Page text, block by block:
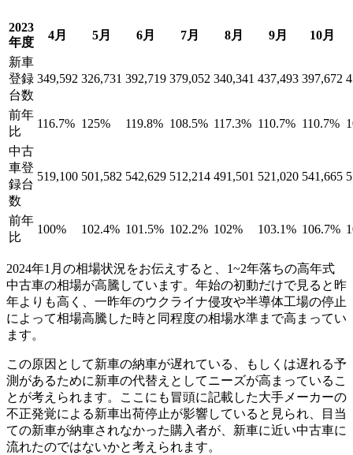
2023
年度
4月 5月 6月 7月 8月 9月
10月
新車
登録
台数
349,592 326,731 392,719 379,052 340,341 437,493 397,672
前年
比
116.7% 125% 119.8% 108.5% 117.3% 110.7% 110.7%
中古
車登
録台
数
519,100 501,582 542,629 512,214 491,501 521,020 541,665
前年
比
100% 102.4% 101.5% 102.2% 102% 103.1% 106.7%
2024年1月の相場状況をお伝えすると、1~2年落ちの高年式
中古車の相場が高騰しています。年始の初動だけで見ると昨
年よりも高く、一昨年のウクライナ侵攻や半導体工場の停止
によって相場高騰した時と同程度の相場水準まで高まってい
ます。
この原因として新車の納車が遅れている、もしくは遅れる予
測があるために新車の代替えとしてニーズが高まっているこ
とが考えられます。ここにも冒頭に記載した大手メーカーの
不正発覚による新車出荷停止が影響していると見られ、目当
ての新車が納車されなかった購入者が、新車に近い中古車に
流れたのではないかと考えられます。